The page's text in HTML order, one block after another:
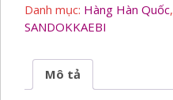
Tự
Động
Danh mục: Hàng Hàn Quốc,
SANDOKKAEBI
Mô tả